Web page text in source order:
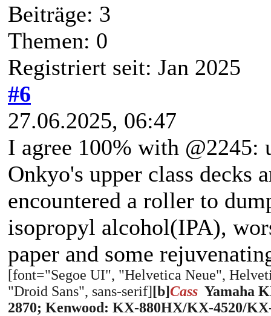
Beiträge: 3
Themen: 0
Registriert seit: Jan 2025
#6
27.06.2025, 06:47
I agree 100% with
Onkyo's upper class decks
encountered a roller to
isopropyl alcohol(IPA),
paper and some
[font="Segoe UI", "Helvetica Neue",
"Droid Sans", sans-serif][b]Cass Yamaha
2870; Kenwood: KX-880HX/KX-4520/